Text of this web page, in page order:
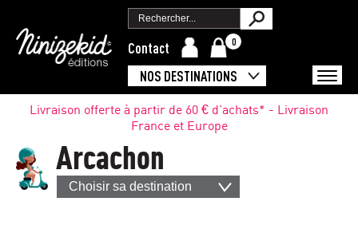
Contact 0
NOS DESTINATIONS
Livraison offerte à partir de 60 € d'achats* - Livraison
France et Europe
Arcachon
Choisir sa destination